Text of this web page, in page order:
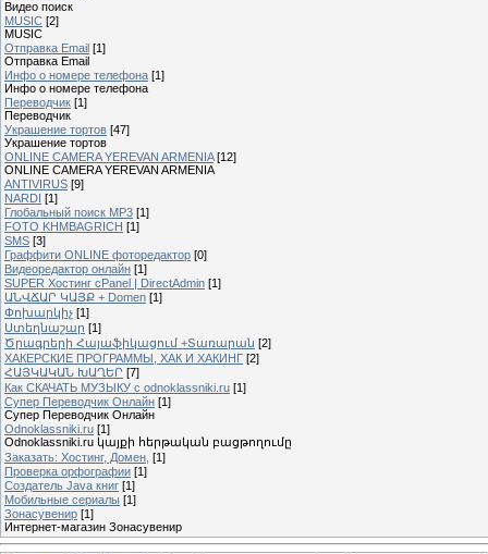
Видео поиск
MUSIC [2]
MUSIC
Отправка Email [1]
Отправка Email
Инфо о номере телефона [1]
Инфо о номере телефона
Переводчик [1]
Переводчик
Украшение тортов [47]
Украшение тортов
ONLINE CAMERA YEREVAN ARMENIA [12]
ONLINE CAMERA YEREVAN ARMENIA
ANTIVIRUS [9]
NARDI [1]
Глобальный поиск MP3 [1]
FOTO KHMBAGRICH [1]
SMS [3]
Граффити ONLINE фоторедактор [0]
Видеоредактор онлайн [1]
SUPER Xостинг cPanel | DirectAdmin [1]
ԱՆՎՃԱՐ ԿԱՅՔ + Domen [1]
Փոխարկիչ [1]
Ստեղնաշար [1]
Ծրագրերի Հայաֆիկացում +Տառարան [2]
ХАКЕРСКИЕ ПРОГРАММЫ, ХАК И ХАКИНГ [2]
ՀԱՅԿԱԿԱՆ ԽԱՂԵՐ [7]
Как СКАЧАТЬ МУЗЫКУ с odnoklassniki.ru [1]
Cупер Переводчик Oнлайн [1]
Cупер Переводчик Oнлайн
Odnoklassniki.ru [1]
Odnoklassniki.ru կայքի հերթական բացթողումը
Заказать: Хостинг, Домен, [1]
Проверка орфографии [1]
Создатель Java книг [1]
Мобильные сериалы [1]
Зонасувенир [1]
Интернет-магазин Зонасувенир